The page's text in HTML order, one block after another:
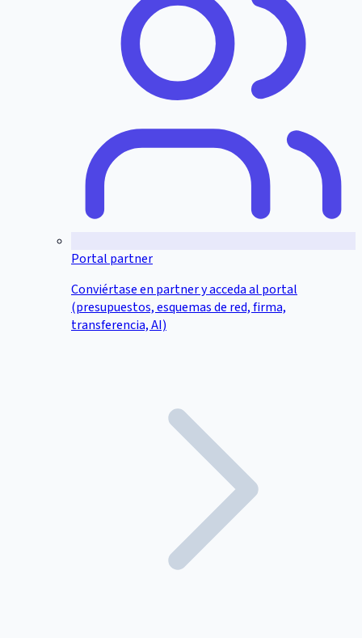
Portal partner
Conviértase en partner y acceda al portal
(presupuestos, esquemas de red, firma,
transferencia, AI)